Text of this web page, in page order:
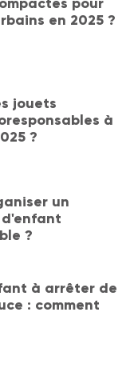
en 2025 ?
jouets
à
?
un
?
à arrêter de
: comment